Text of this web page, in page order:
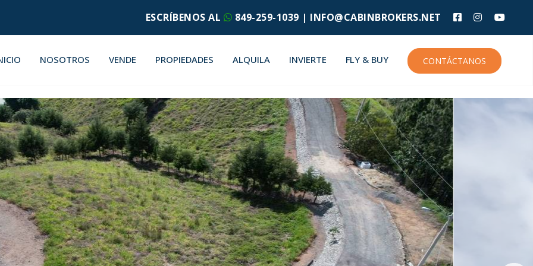
ESCRÍBENOS AL 849-259-1039 | INFO@CABINBROKERS.NET
NOSOTROS VENDE PROPIEDADES ALQUILA INVIERTE FLY & BUY CONTÁCTANOS